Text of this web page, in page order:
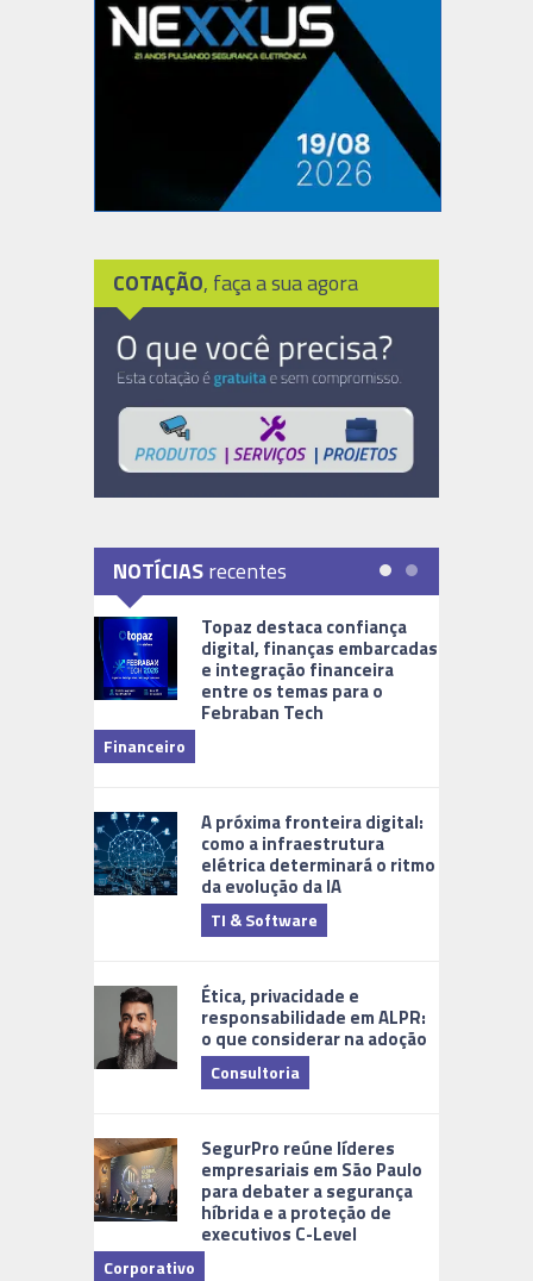
COTAÇÃO, faça a sua agora
NOTÍCIASrecentes
Topaz destaca confiança
digital, finanças embarcadas
e integração financeira
entre os temas para o
Febraban Tech
Financeiro
A próxima fronteira digital:
como a infraestrutura
elétrica determinará o ritmo
da evolução da IA
TI & Software
Ética, privacidade e
responsabilidade em ALPR:
o que considerar na adoção
Consultoria
SegurPro reúne líderes
empresariais em São Paulo
para debater a segurança
híbrida e a proteção de
executivos C-Level
Corporativo